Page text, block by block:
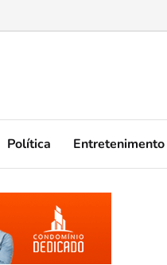
Política Entretenimento